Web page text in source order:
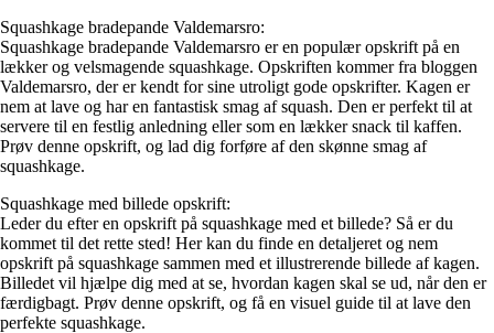
Squashkage bradepande Valdemarsro:
Squashkage bradepande Valdemarsro er en populær opskrift på en
lækker og velsmagende squashkage. Opskriften kommer fra bloggen
Valdemarsro, der er kendt for sine utroligt gode opskrifter. Kagen er
nem at lave og har en fantastisk smag af squash. Den er perfekt til at
servere til en festlig anledning eller som en lækker snack til kaffen.
Prøv denne opskrift, og lad dig forføre af den skønne smag af
squashkage.
Squashkage med billede opskrift:
Leder du efter en opskrift på squashkage med et billede? Så er du
kommet til det rette sted! Her kan du finde en detaljeret og nem
opskrift på squashkage sammen med et illustrerende billede af kagen.
Billedet vil hjælpe dig med at se, hvordan kagen skal se ud, når den er
færdigbagt. Prøv denne opskrift, og få en visuel guide til at lave den
perfekte squashkage.